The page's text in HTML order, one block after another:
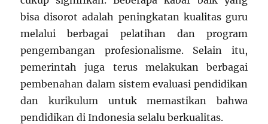
bisa disorot adalah peningkatan kualitas guru
melalui berbagai pelatihan dan program
pengembangan profesionalisme. Selain itu,
pemerintah juga terus melakukan berbagai
pembenahan dalam sistem evaluasi pendidikan
dan kurikulum untuk memastikan bahwa
pendidikan di Indonesia selalu berkualitas.